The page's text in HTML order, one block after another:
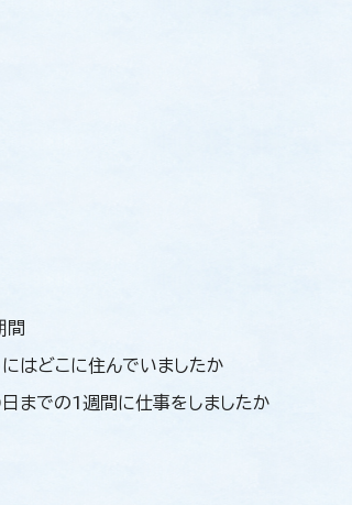
間
どこに住んでいましたか
での1週間に仕事をしましたか